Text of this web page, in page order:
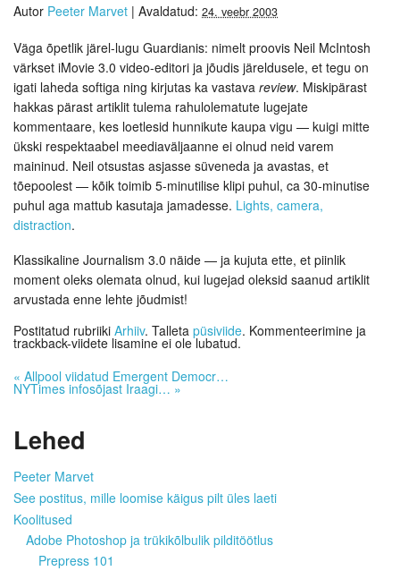
Autor Peeter Marvet | Avaldatud: 24. veebr 2003
Väga õpetlik järel-lugu Guardianis: nimelt proovis Neil McIntosh
värkset iMovie 3.0 video-editori ja jõudis järeldusele, et tegu on
igati laheda softiga ning kirjutas ka vastava review. Miskipärast
hakkas pärast artiklit tulema rahulolematute lugejate
kommentaare, kes loetlesid hunnikute kaupa vigu — kuigi mitte
ükski respektaabel meediaväljaanne ei olnud neid varem
maininud. Neil otsustas asjasse süveneda ja avastas, et
tõepoolest — kõik toimib 5-minutilise klipi puhul, ca 30-minutise
puhul aga mattub kasutaja jamadesse. Lights, camera,
distraction.
Klassikaline Journalism 3.0 näide — ja kujuta ette, et piinlik
moment oleks olemata olnud, kui lugejad oleksid saanud artiklit
arvustada enne lehte jõudmist!
Postitatud rubriiki Arhiiv. Talleta püsiviide. Kommenteerimine ja
trackback-viidete lisamine ei ole lubatud.
« Allpool viidatud Emergent Democr…
NYTimes infosõjast Iraagi… »
Lehed
Peeter Marvet
See postitus, mille loomise käigus pilt üles laeti
Koolitused
Adobe Photoshop ja trükikõlbulik pilditöötlus
Prepress 101